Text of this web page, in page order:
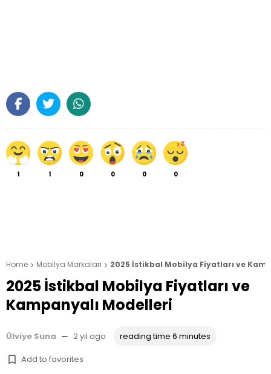
1 1 0 0 0 0
Home  Mobilya Markaları  2025 İstikbal Mobilya Fiyatları ve
2025 İstikbal Mobilya Fiyatları ve
Kampanyalı Modelleri
Ülviye Suna — 2 yıl ago reading time 6 minutes
 Add to favorites